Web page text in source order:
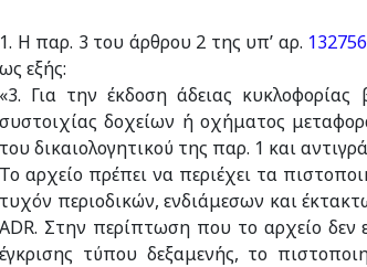
1. Η παρ. 3 του άρθρου 2 της υπ’ αρ.
ως εξής:
«3. Για την έκδοση άδειας
συστοιχίας δοχείων ή οχήματος
του δικαιολογητικού της παρ. 1 και
Το αρχείο πρέπει να περιέχει τα
τυχόν περιοδικών, ενδιάμεσων και
ADR. Στην περίπτωση που το αρχείο δεν
έγκρισης τύπου δεξαμενής, το